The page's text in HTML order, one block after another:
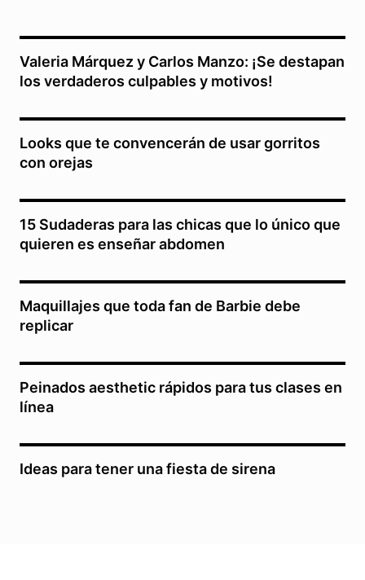
Valeria Márquez y Carlos Manzo: ¡Se destapan
los verdaderos culpables y motivos!
Looks que te convencerán de usar gorritos
con orejas
15 Sudaderas para las chicas que lo único que
quieren es enseñar abdomen
Maquillajes que toda fan de Barbie debe
replicar
Peinados aesthetic rápidos para tus clases en
línea
Ideas para tener una fiesta de sirena